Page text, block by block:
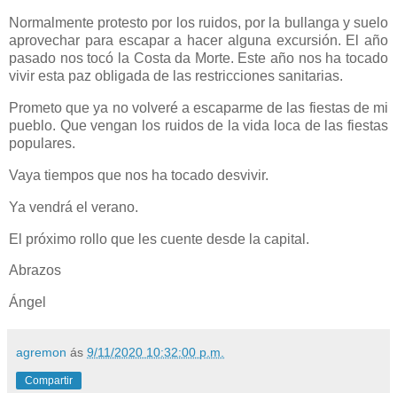
Normalmente protesto por los ruidos, por la bullanga y suelo
aprovechar para escapar a hacer alguna excursión. El año
pasado nos tocó la Costa da Morte. Este año nos ha tocado
vivir esta paz obligada de las restricciones sanitarias.
Prometo que ya no volveré a escaparme de las fiestas de mi
pueblo. Que vengan los ruidos de la vida loca de las fiestas
populares.
Vaya tiempos que nos ha tocado desvivir.
Ya vendrá el verano.
El próximo rollo que les cuente desde la capital.
Abrazos
Ángel
agremon ás 9/11/2020 10:32:00 p.m.
Compartir